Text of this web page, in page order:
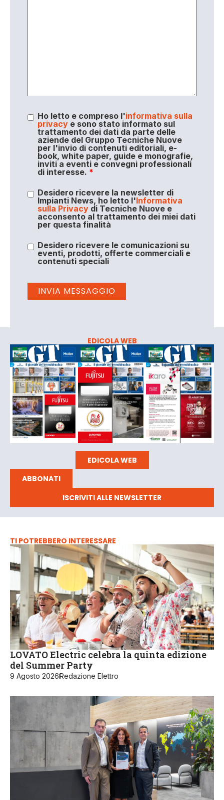
Ho letto e compreso l'informativa sulla
privacye sono stato informato sul
trattamento dei dati da parte delle
aziende del Gruppo Tecniche Nuove
per l'invio di contenuti editoriali, e-
book, white paper, guide e monografie,
inviti a eventi e convegni professionali
di interesse. *
Desidero ricevere la newsletter di
Impianti News, ho letto l'Informativa
sulla Privacydi Tecniche Nuove e
acconsento al trattamento dei miei dati
per questa finalità
Desidero ricevere le comunicazioni su
eventi, prodotti, offerte commerciali e
contenuti speciali
EDICOLA WEB
EDICOLA WEB
ABBONATI
ISCRIVITI ALLE NEWSLETTER
TI POTREBBERO INTERESSARE
LOVATO Electric celebra la quinta edizione
del Summer Party
9 Agosto 2026Redazione Elettro